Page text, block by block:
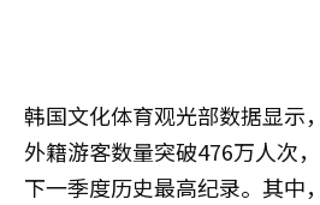
韩国文化体育观光部数据显示
外籍游客数量突破476万人次
下一季度历史最高纪录。其中